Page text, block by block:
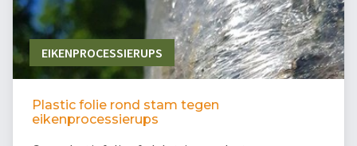
EIKENPROCESSIERUPS
Plastic folie rond stam tegen
eikenprocessierups